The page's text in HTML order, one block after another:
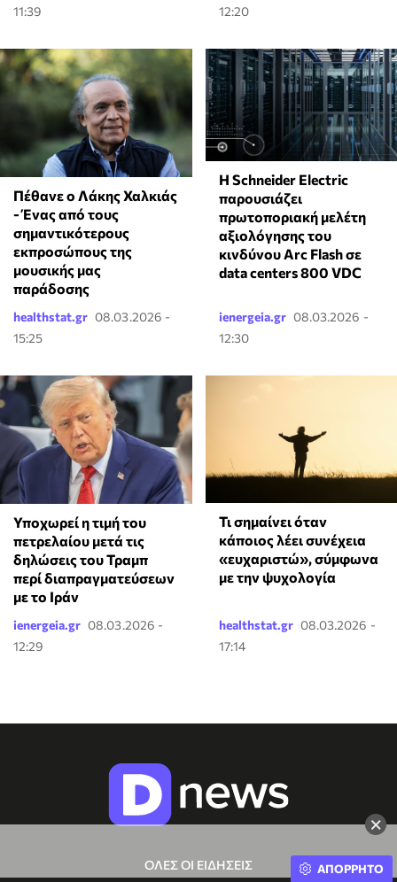
×
11:39
12:20
Πέθανε ο Λάκης Χαλκιάς
- Ένας από τους
σημαντικότερους
εκπροσώπους της
μουσικής μας
παράδοσης
healthstat.gr 08.03.2026 -
15:25
Η Schneider Electric
παρουσιάζει
πρωτοποριακή μελέτη
αξιολόγησης του
κινδύνου Arc Flash σε
data centers 800 VDC
ienergeia.gr 08.03.2026 -
12:30
Υποχωρεί η τιμή του
πετρελαίου μετά τις
δηλώσεις του Τραμπ
περί διαπραγματεύσεων
με το Ιράν
ienergeia.gr 08.03.2026 -
12:29
Τι σημαίνει όταν
κάποιος λέει συνέχεια
«ευχαριστώ», σύμφωνα
με την ψυχολογία
healthstat.gr 08.03.2026 -
17:14
ΟΛΕΣ ΟΙ ΕΙΔΗΣΕΙΣ ΑΠΟΡΡΗΤΟ